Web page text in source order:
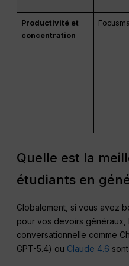
Productivité et
concentration
Quelle est la
étudiants en
Globalement, si vous avez
pour vos devoirs généraux,
conversationnelle comme
GPT-5.4) ou Claude 4.6